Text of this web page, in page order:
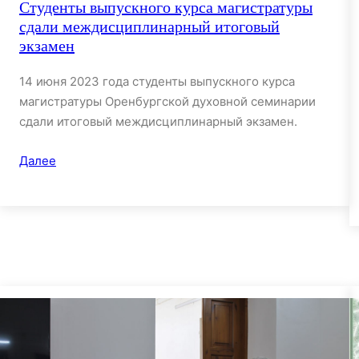
Студенты выпускного курса магистратуры
сдали междисциплинарный итоговый
экзамен
14 июня 2023 года студенты выпускного курса
магистратуры Оренбургской духовной семинарии
сдали итоговый междисциплинарный экзамен.
Далее